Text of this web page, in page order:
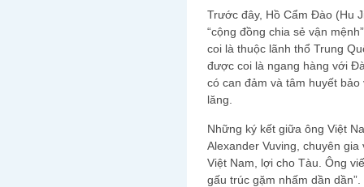
Trước đây, Hồ Cẩm Đào (Hu
“cộng đồng chia sẻ vận
coi là thuộc lãnh thổ Trung
được coi là ngang hàng với
có can đảm và tâm huyết
lăng.
Những ký kết giữa ông Việt
Alexander Vuving, chuyên
Việt Nam, lợi cho Tàu. Ông
gấu trúc gặm nhấm dần dần”.